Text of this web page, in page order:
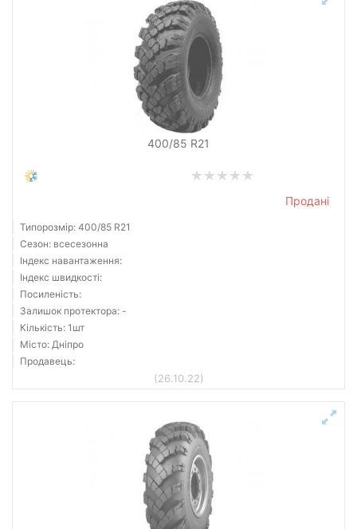
400/85 R21
Продані
Типорозмір: 400/85 R21
Сезон: всесезонна
Індекс навантаження:
Індекс швидкості:
Посиленість:
Залишок протектора: -
Кількість: 1шт
Місто: Дніпро
Продавець:
(26.10.22)